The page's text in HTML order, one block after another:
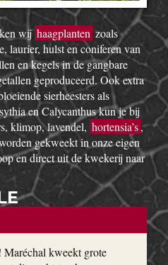
wijhaagplanten zoals
laurier, hulst en coniferen van
en kegels in de gangbare
geproduceerd. Ook extra
sierheesters als
en Calycanthus kun je bij
klimop, lavendel, hortensia’s,
gekweekt in onze eigen
en direct uit de kwekerij naar
kweekt grote